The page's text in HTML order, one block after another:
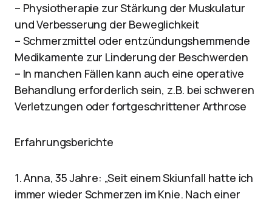
– Physiotherapie zur Stärkung der Muskulatur
und Verbesserung der Beweglichkeit
– Schmerzmittel oder entzündungshemmende
Medikamente zur Linderung der Beschwerden
– In manchen Fällen kann auch eine operative
Behandlung erforderlich sein, z.B. bei schweren
Verletzungen oder fortgeschrittener Arthrose
Erfahrungsberichte
1. Anna, 35 Jahre: „Seit einem Skiunfall hatte ich
immer wieder Schmerzen im Knie. Nach einer